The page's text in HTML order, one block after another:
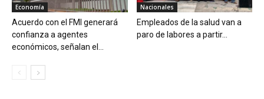
Economía
Acuerdo con el FMI generará
confianza a agentes
económicos, señalan el...
Nacionales
Empleados de la salud van a
paro de labores a partir...